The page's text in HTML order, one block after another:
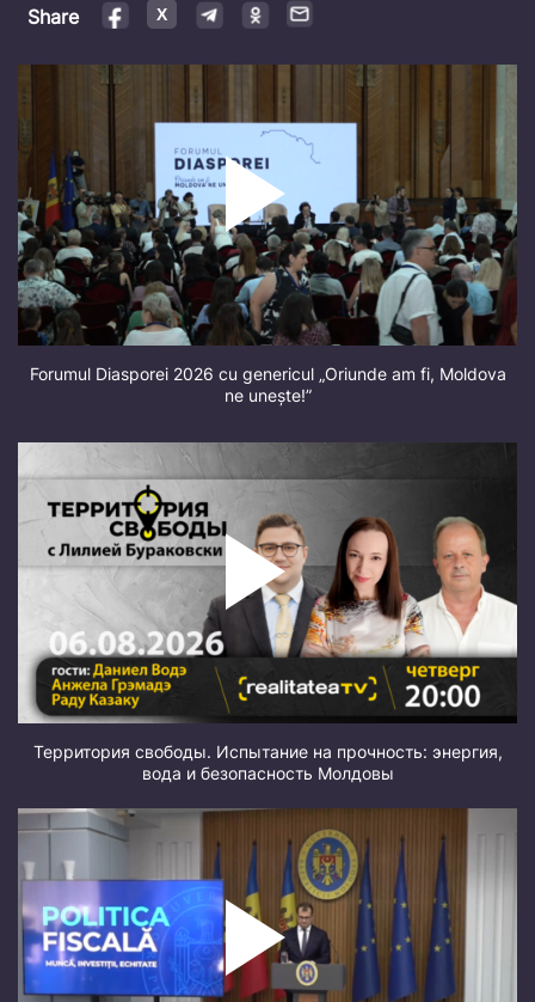
Share
Forumul Diasporei 2026 cu genericul „Oriunde am fi, Moldova
ne unește!”
Территория свободы. Испытание на прочность: энергия,
вода и безопасность Молдовы